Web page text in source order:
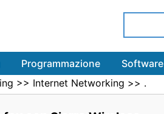
Programmazione Software
>> Internet Networking >> .